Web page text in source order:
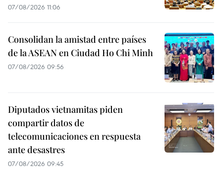
07/08/2026 11:06
Consolidan la amistad entre países
de la ASEAN en Ciudad Ho Chi Minh
07/08/2026 09:56
Diputados vietnamitas piden
compartir datos de
telecomunicaciones en respuesta
ante desastres
07/08/2026 09:45